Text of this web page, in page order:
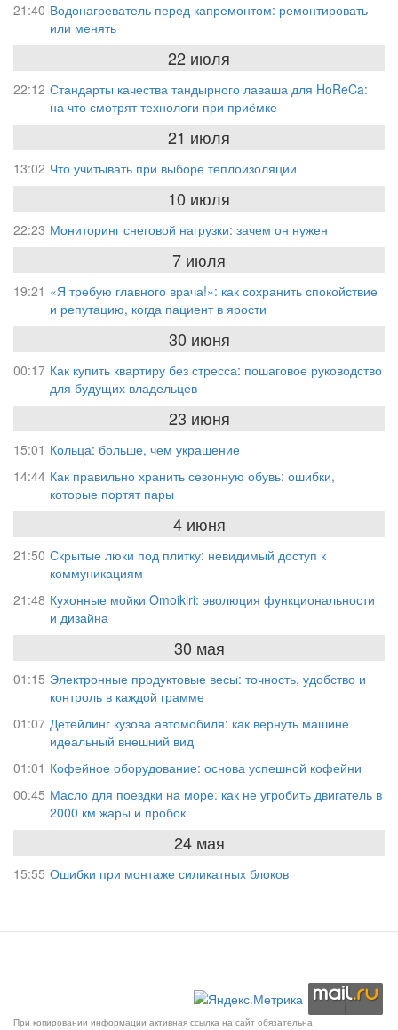
21:40 Водонагреватель перед капремонтом: ремонтировать
или менять
22 июля
22:12 Стандарты качества тандырного лаваша для HoReCa:
на что смотрят технологи при приёмке
21 июля
13:02 Что учитывать при выборе теплоизоляции
10 июля
22:23 Мониторинг снеговой нагрузки: зачем он нужен
7 июля
19:21 «Я требую главного врача!»: как сохранить спокойствие
и репутацию, когда пациент в ярости
30 июня
00:17 Как купить квартиру без стресса: пошаговое руководство
для будущих владельцев
23 июня
15:01 Кольца: больше, чем украшение
14:44 Как правильно хранить сезонную обувь: ошибки,
которые портят пары
4 июня
21:50 Скрытые люки под плитку: невидимый доступ к
коммуникациям
21:48 Кухонные мойки Omoikiri: эволюция функциональности
и дизайна
30 мая
01:15 Электронные продуктовые весы: точность, удобство и
контроль в каждой грамме
01:07 Детейлинг кузова автомобиля: как вернуть машине
идеальный внешний вид
01:01 Кофейное оборудование: основа успешной кофейни
00:45 Масло для поездки на море: как не угробить двигатель в
2000 км жары и пробок
24 мая
15:55 Ошибки при монтаже силикатных блоков
При копировании информации активная ссылка на сайт обязательна